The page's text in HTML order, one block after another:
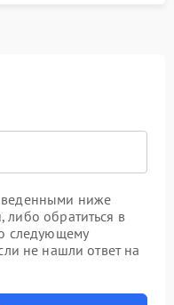
ниже
обратиться в
следующему
не нашли ответ на